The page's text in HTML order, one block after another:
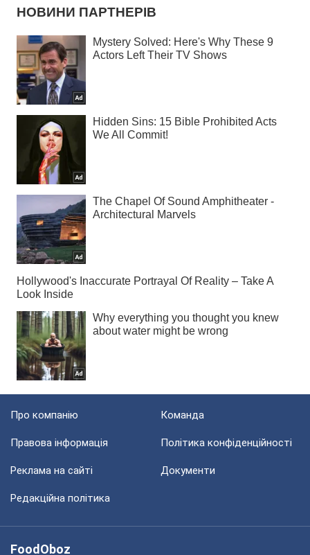
Про компанію Команда
Правова інформація Політика конфіденційності
Реклама на сайті Документи
Редакційна політика
FoodOboz